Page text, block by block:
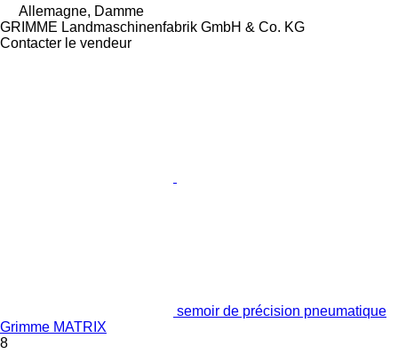
Allemagne, Damme
GRIMME Landmaschinenfabrik GmbH & Co. KG
Contacter le vendeur
semoir de précision pneumatique
Grimme MATRIX
8